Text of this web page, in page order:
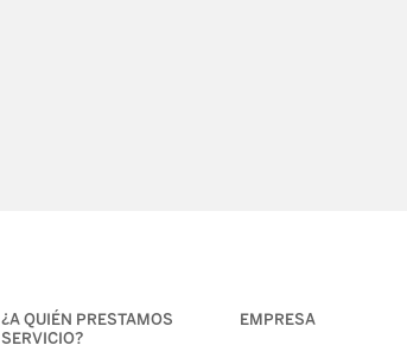
¿A QUIÉN PRESTAMOS
SERVICIO?
EMPRESA